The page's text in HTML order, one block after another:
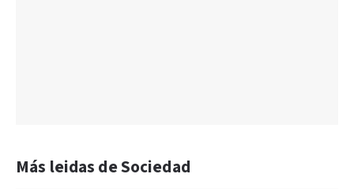
Más leidas de Sociedad